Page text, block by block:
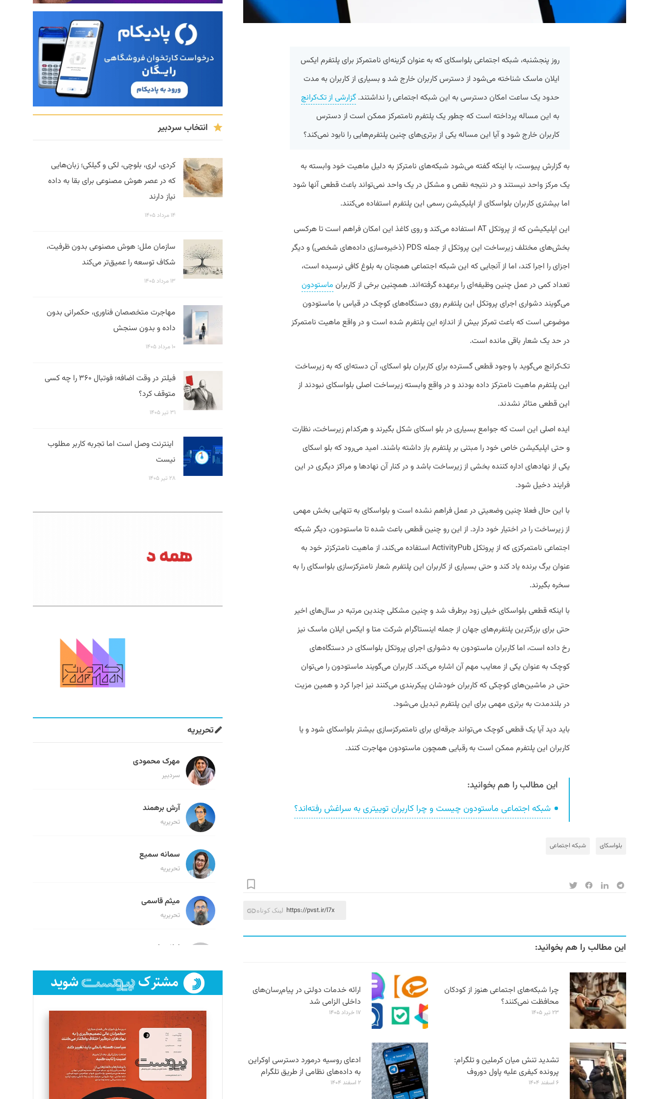
روز پنجشنبه، شبکه اجتماعی بلواسکای که به عنوان گزینه‌ای نامتمرکز برای پلتفرم ایکس
ایلان ماسک شناخته می‌شود از دسترس کاربران خارج شد و بسیاری از کاربران به مدت
حدود یک ساعت امکان دسترسی به این شبکه اجتماعی را نداشتند.گزارشی از تک‌کرانچ
به این مساله پرداخته است که چطور یک پلتفرم نامتمرکز ممکن است از دسترس
کاربران خارج شود و آیا این مساله یکی از برتری‌های چنین پلتفرم‌هایی را نابود نمی‌کند؟
به گزارش پیوست، با اینکه گفته می‌شود شبکه‌های نامترکز به دلیل ماهیت خود وابسته به
یک مرکز واحد نیستند و در نتیجه نقص و مشکل در یک واحد نمی‌تواند باعث قطعی آنها شود
اما بیشتری کاربران بلواسکای از اپلیکیشن رسمی این پلتفرم استفاده می‌کنند.
این اپلیکیشن که از پروتکل AT استفاده می‌کند و روی کاغذ این امکان فراهم است تا هرکسی
بخش‌های مختلف زیرساخت این پروتکل از جمله PDS (ذخیره‌سازی داده‌های شخصی) و دیگر
اجزای را اجرا کند، اما از آنجایی که این شبکه اجتماعی همچنان به بلوغ کافی نرسیده است،
تعداد کمی در عمل چنین وظیفه‌ای را برعهده گرفته‌اند. همچنین برخی از کاربران ماستودون
می‌گویند دشواری اجرای پروتکل این پلتفرم روی دستگاه‌های کوچک در قیاس با ماستودون
موضوعی است که باعث تمرکز بیش از اندازه این پلتفرم شده است و در واقع ماهیت نامتمرکز
در حد یک شعار باقی‌ مانده است.
تک‌کرانچ می‌گوید با وجود قطعی گسترده برای کاربران بلو اسکای، آن دسته‌ای که به زیرساخت
این پلتفرم ماهیت نامترکز داده بودند و در واقع وابسته زیرساخت اصلی بلواسکای نبودند از
این قطعی متاثر نشدند.
ایده اصلی این است که جوامع بسیاری در بلو اسکای شکل بگیرند و هرکدام زیرساخت، نظارت
و حتی اپلیکیشن خاص خود را مبتنی بر پلتفرم باز داشته باشند. امید می‌رود که بلو اسکای
یکی از نهاد‌های اداره کننده بخشی از زیرساخت باشد و در کنار آن نهاد‌ها و مراکز دیگری در این
فرایند دخیل شود.
با این حال فعلا چنین وضعیتی در عمل فراهم نشده است و بلواسکای به تنهایی بخش مهمی
از زیرساخت را در اختیار خود دارد. از این رو چنین قطعی باعث شده تا ماستودون، دیگر شبکه
اجتماعی نامتمرکزی که از پروتکل ActivityPub استفاده می‌کند، از ماهیت نامترکز‌تر خود به
عنوان برگ برنده یاد کند و حتی بسیاری از کاربران این پلتفرم شعار نامترکز‌سازی بلواسکای را به
سخره بگیرند.
با اینکه قطعی بلواسکای خیلی زود برطرف شد و چنین مشکلی چندین مرتبه در سال‌های اخیر
حتی برای بزرگترین پلتفرم‌های جهان از جمله اینستاگرام شرکت متا و ایکس ایلان ماسک نیز
رخ داده است، اما کاربران ماستودون به دشواری اجرای پروتکل بلواسکای در دستگاه‌های
کوچک به عنوان یکی از معایب مهم آن اشاره می‌کند. کاربران می‌گویند ماستودون را می‌توان
حتی در ماشین‌های کوچکی که کاربران خودشان پیکربندی می‌کنند نیز اجرا کرد و همین مزیت
در بلندمدت به برتری مهمی برای این پلتفرم تبدیل می‌شود.
باید دید آیا یک قطعی کوچک می‌تواند جرقه‌ای برای نامتمرکزسازی بیشتر بلواسکای شود و یا
کاربران این پلتفرم ممکن است به رقبایی همچون ماستودون مهاجرت کنند.
این مطالب را هم بخوانید:
شبکه اجتماعی ماستودون چیست و چرا کاربران توییتری به سراغش رفته‌اند؟
بلواسکای شبکه‌ اجتماعی
لینک کوتاه https://pvst.ir/l7x
این مطالب را هم بخوانید:
چرا شبکه‌های اجتماعی هنوز از کودکان
محافظت نمی‌کنند؟
۲۳ تیر ۱۴۰۵
ارائه خدمات دولتی در پیام‌رسان‌های
داخلی الزامی شد
۱۷ خرداد ۱۴۰۵
تشدید تنش میان کرملین و تلگرام:
پرونده کیفری علیه پاول دوروف
۶ اسفند ۱۴۰۴
ادعای روسیه درمورد دسترسی اوکراین
به داده‌های نظامی از طریق تلگرام
۲ اسفند ۱۴۰۴
انتخاب سردبیر
کردی، لری، بلوچی، لکی و گیلکی؛ زبان‌هایی
که در عصر هوش مصنوعی برای بقا به داده
نیاز دارند
۱۴ مرداد ۱۴۰۵
سازمان ملل: هوش مصنوعی بدون ظرفیت،
شکاف توسعه را عمیق‌تر می‌کند
۱۳ مرداد ۱۴۰۵
مهاجرت متخصصان فناوری، حکمرانی بدون
داده و بدون سنجش
۱۰ مرداد ۱۴۰۵
فیلتر در وقت اضافه؛ فوتبال ۳۶۰ را چه کسی
متوقف کرد؟
۳۱ تیر ۱۴۰۵
اینترنت وصل است اما تجربه کاربر مطلوب
نیست
۲۸ تیر ۱۴۰۵
تحریریه
مهرک محمودی
سردبیر
آرش برهمند
تحریریه
سمانه سمیع
تحریریه
میثم قاسمی
تحریریه
لیلا حنارود
فائزه فتحی رستمی
تحریریه
سروش کرمیان
تحریریه
مینا پاکدل